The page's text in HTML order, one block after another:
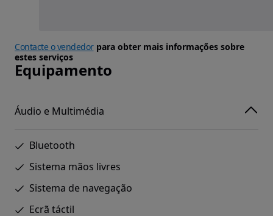
Contacte o vendedorpara obter mais informações sobre
estes serviços
Equipamento
Áudio e Multimédia
Bluetooth
Sistema mãos livres
Sistema de navegação
Ecrã táctil